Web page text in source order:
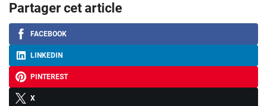
Partager cet article
FACEBOOK
LINKEDIN
PINTEREST
X